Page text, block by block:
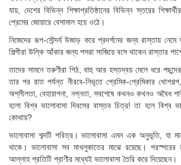
যায়, দেশের বিভিন্ন শিক্ষাপ্রতিষ্ঠানের বিভিন্ন স্তরের
প্রেমের জোয়ারে বেসামাল হয়ে ওঠে।
নিজেদের রূপ-সৌন্দর্য উজাড় করে প্রদর্শনের জন্য রাস্তায়
শিল্পীরা উল্কি আঁকার জন্য পসরা সাজিয়ে বসে থাকেন রাস্তার
তাদের সামনে তরুণীরা পিঠ, বাহু আর হস্তদ্বয় মেলে ধরে
তার পর রাত পর্যন্ত নীরবে-নিভৃতে প্রেমিক-প্রেমিকার
অশ্লীলতা, বেহায়াপনা, নগ্নতা, সবশেষে কখনও কখনও অবৈধ
হলো বিশ্ব ভালোবাসা দিবসের বাস্তব চিত্র! তা হলে বিশ্ব
কোথায়?
ভালোবাসা শব্দটি পবিত্র। ভালোবাসা এমন এক অনুভূতি, যা
থাকে। ভালোবাসা সব মাখলুকাতের মাঝে রয়েছে। পরস্পরের
আল্লাহ প্রতিটি প্রাণীর মধ্যেই ভালোবাসা তৈরি করে দিয়েছেন।